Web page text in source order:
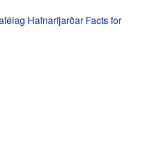
Hafnarfjarðar Facts for